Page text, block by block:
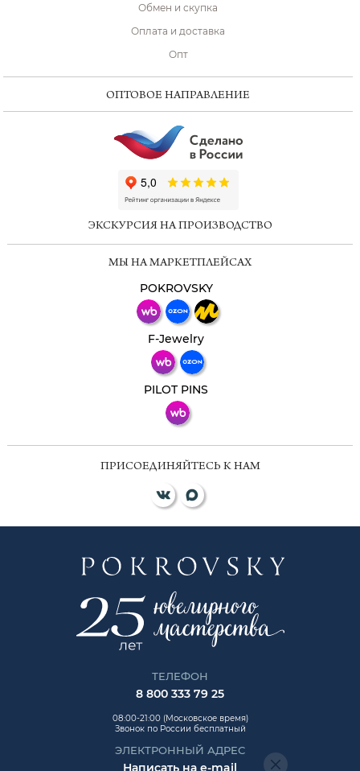
Обмен и скупка
Оплата и доставка
Опт
ОПТОВОЕ НАПРАВЛЕНИЕ
ЭКСКУРСИЯ НА ПРОИЗВОДСТВО
МЫ НА МАРКЕТПЛЕЙСАХ
POKROVSKY
F-Jewelry
PILOT PINS
ПРИСОЕДИНЯЙТЕСЬ К НАМ
ТЕЛЕФОН
8 800 333 79 25
08:00-21:00 (Московское время)
Звонок по России бесплатный
ЭЛЕКТРОННЫЙ АДРЕС
Написать на e-mail